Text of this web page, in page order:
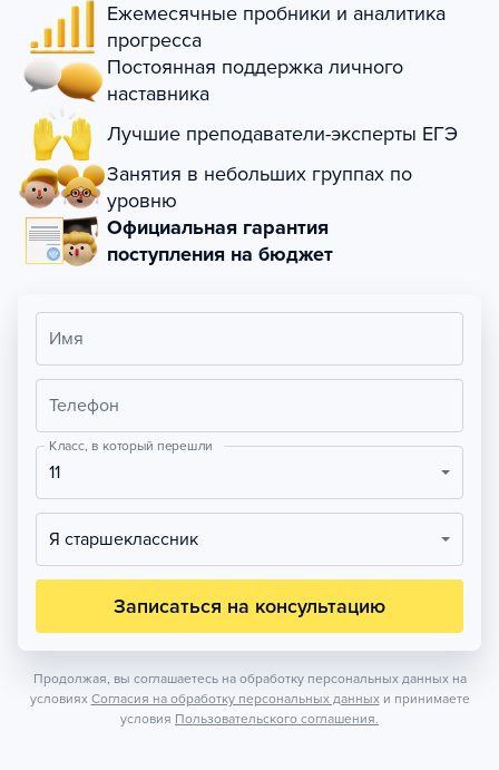
Ежемесячные пробники и аналитика
прогресса
Постоянная поддержка личного
наставника
Лучшие преподаватели-эксперты ЕГЭ
Занятия в небольших группах по
уровню
Официальная гарантия
поступления на бюджет
Имя
Телефон
Класс, в который перешли
11
Я старшеклассник
Записаться на консультацию
Продолжая, вы соглашаетесь на обработку персональных данных на
условиях Согласия на обработку персональных данных и принимаете
условия Пользовательского соглашения.